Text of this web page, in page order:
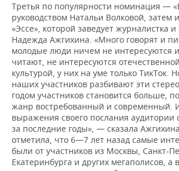
Третья по популярности номинация —
руководством Натальи Волковой, затем
«Эссе», которой заведует журналистка
Надежда Ажгихина. «Много говорят и
молодые люди ничем не интересуются
читают, не интересуются
культурой, у них на уме только ТикТок.
наших участников разбивают эти
годом участников становится больше,
жанр востребованный и современный.
выражения своего послания аудитории
за последние годы», — сказала
отметила, что 6—7 лет назад самые
были от участников из Москвы, Санкт-
Екатеринбурга и других мегаполисов, а